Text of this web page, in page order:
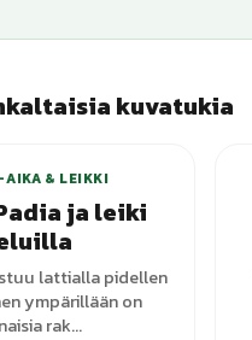
kuvatukia
AIKA & LEIKKI
ja leiki
lattialla pidellen
ympärillään on
rak...